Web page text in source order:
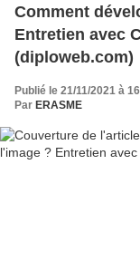
Comment
Entretien avec
(diploweb.com)
Publié le 21/11/2021 à
Par ERASME